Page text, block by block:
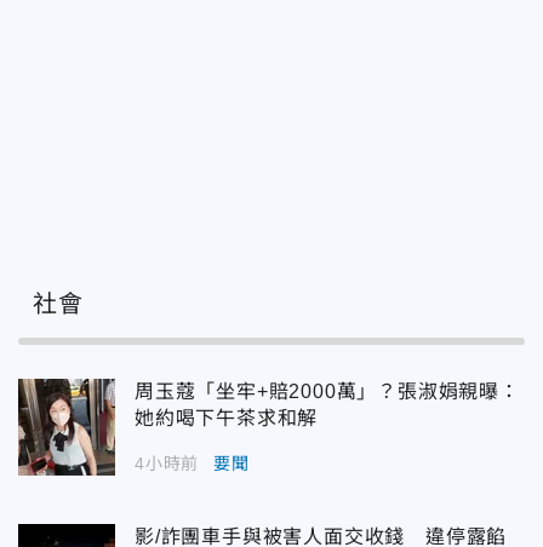
社會
周玉蔻「坐牢+賠2000萬」？張淑娟親曝：
她約喝下午茶求和解
4小時前 要聞
影/詐團車手與被害人面交收錢 違停露餡